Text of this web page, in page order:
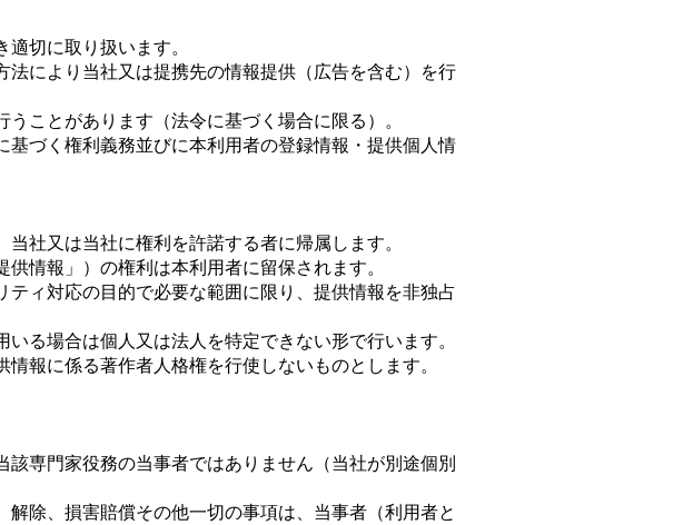
切に取り扱います。
により当社又は提携先の情報提供（広告を含む）を行
ことがあります（法令に基づく場合に限る）。
づく権利義務並びに本利用者の登録情報・提供個人情
社又は当社に権利を許諾する者に帰属します。
情報」）の権利は本利用者に留保されます。
ィ対応の目的で必要な範囲に限り、提供情報を非独占
る場合は個人又は法人を特定できない形で行います。
報に係る著作者人格権を行使しないものとします。
専門家役務の当事者ではありません（当社が別途個別
除、損害賠償その他一切の事項は、当事者（利用者と